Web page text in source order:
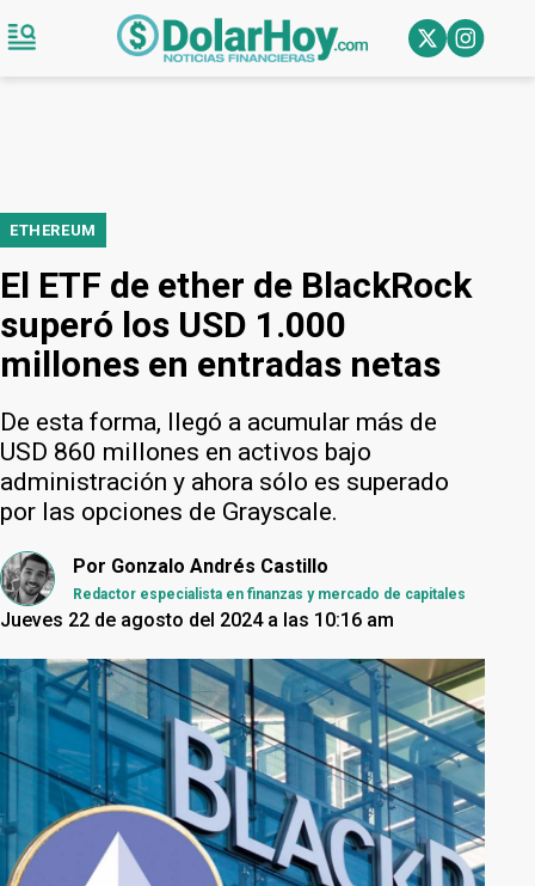
ETHEREUM
El ETF de ether de BlackRock
superó los USD 1.000
millones en entradas netas
De esta forma, llegó a acumular más de
USD 860 millones en activos bajo
administración y ahora sólo es superado
por las opciones de Grayscale.
Por Gonzalo Andrés Castillo
Redactor especialista en finanzas y mercado de capitales
Jueves 22 de agosto del 2024 a las 10:16 am